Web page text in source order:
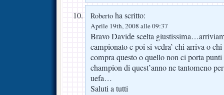
Roberto ha scritto:
Aprile 19th, 2008 alle 09:37
Bravo Davide scelta
campionato e poi si vedra’ chi arriva o chi
compra questo o quello non ci porta
champion di quest’anno ne tantomeno
uefa…
Saluti a tutti